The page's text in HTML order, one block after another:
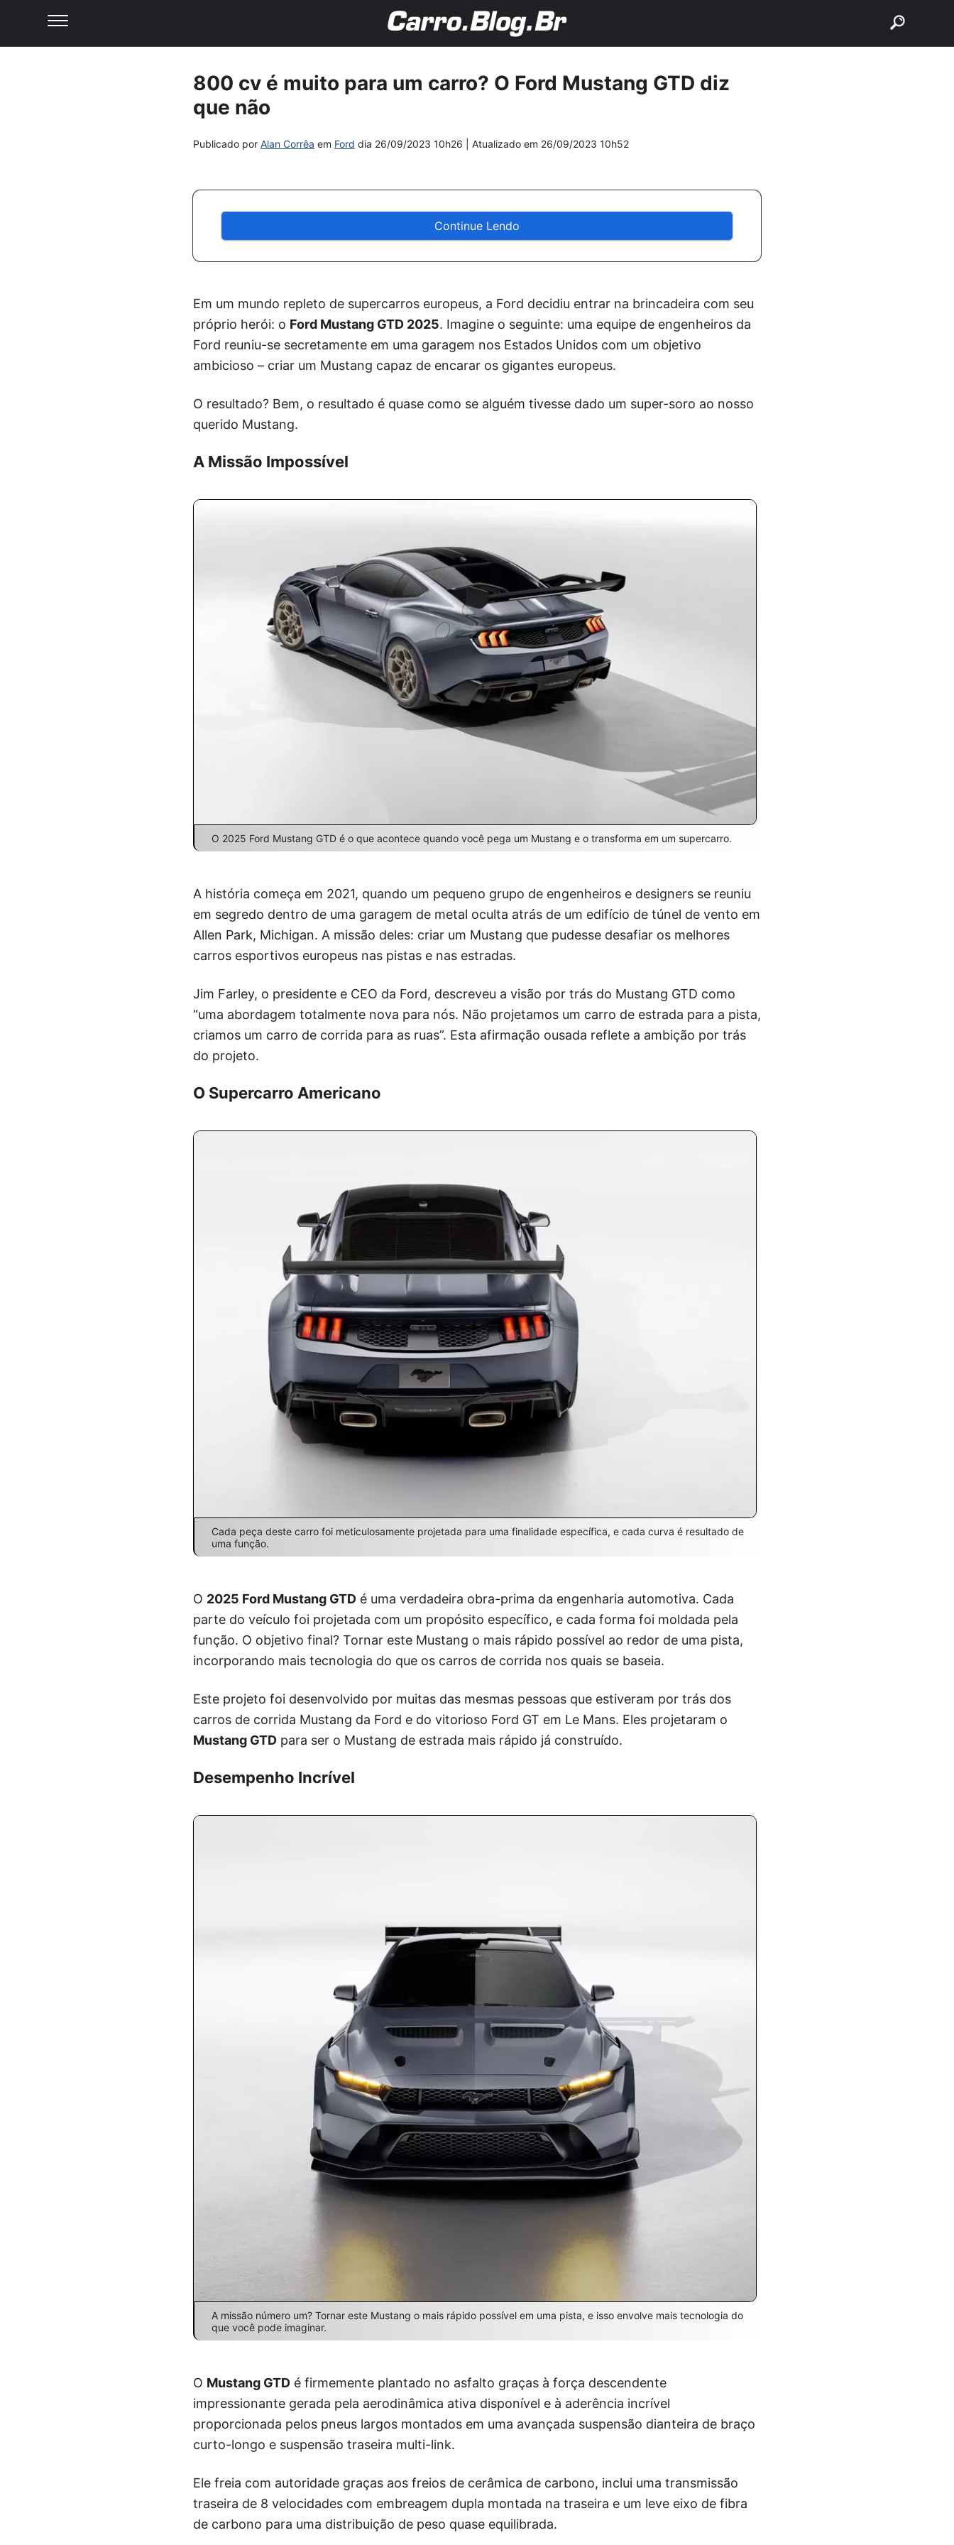
800 cv é muito para um carro? O Ford Mustang GTD diz
que não
Publicado por Alan Corrêa em Ford dia 26/09/2023 10h26 | Atualizado em 26/09/2023 10h52
Continue Lendo
Em um mundo repleto de supercarros europeus, a Ford decidiu entrar na brincadeira com seu
próprio herói: o Ford Mustang GTD 2025. Imagine o seguinte: uma equipe de engenheiros da
Ford reuniu-se secretamente em uma garagem nos Estados Unidos com um objetivo
ambicioso – criar um Mustang capaz de encarar os gigantes europeus.
O resultado? Bem, o resultado é quase como se alguém tivesse dado um super-soro ao nosso
querido Mustang.
A Missão Impossível
O 2025 Ford Mustang GTD é o que acontece quando você pega um Mustang e o transforma em um supercarro.
A história começa em 2021, quando um pequeno grupo de engenheiros e designers se reuniu
em segredo dentro de uma garagem de metal oculta atrás de um edifício de túnel de vento em
Allen Park, Michigan. A missão deles: criar um Mustang que pudesse desafiar os melhores
carros esportivos europeus nas pistas e nas estradas.
Jim Farley, o presidente e CEO da Ford, descreveu a visão por trás do Mustang GTD como
“uma abordagem totalmente nova para nós. Não projetamos um carro de estrada para a pista,
criamos um carro de corrida para as ruas”. Esta afirmação ousada reflete a ambição por trás
do projeto.
O Supercarro Americano
Cada peça deste carro foi meticulosamente projetada para uma finalidade específica, e cada curva é resultado de
uma função.
O 2025 Ford Mustang GTD é uma verdadeira obra-prima da engenharia automotiva. Cada
parte do veículo foi projetada com um propósito específico, e cada forma foi moldada pela
função. O objetivo final? Tornar este Mustang o mais rápido possível ao redor de uma pista,
incorporando mais tecnologia do que os carros de corrida nos quais se baseia.
Este projeto foi desenvolvido por muitas das mesmas pessoas que estiveram por trás dos
carros de corrida Mustang da Ford e do vitorioso Ford GT em Le Mans. Eles projetaram o
Mustang GTD para ser o Mustang de estrada mais rápido já construído.
Desempenho Incrível
A missão número um? Tornar este Mustang o mais rápido possível em uma pista, e isso envolve mais tecnologia do
que você pode imaginar.
O Mustang GTD é firmemente plantado no asfalto graças à força descendente
impressionante gerada pela aerodinâmica ativa disponível e à aderência incrível
proporcionada pelos pneus largos montados em uma avançada suspensão dianteira de braço
curto-longo e suspensão traseira multi-link.
Ele freia com autoridade graças aos freios de cerâmica de carbono, inclui uma transmissão
traseira de 8 velocidades com embreagem dupla montada na traseira e um leve eixo de fibra
de carbono para uma distribuição de peso quase equilibrada.